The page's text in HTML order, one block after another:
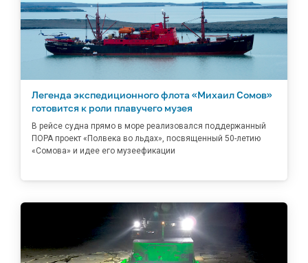
Легенда экспедиционного флота «Михаил Сомов»
готовится к роли плавучего музея
В рейсе судна прямо в море реализовался поддержанный
ПОРА проект «Полвека во льдах», посвященный 50-летию
«Сомова» и идее его музеефикации